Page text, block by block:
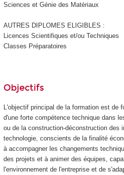
Sciences et Génie des Matériaux
AUTRES DIPLOMES ELIGIBLES :
Licences Scientifiques et/ou Techniques
Classes Préparatoires
Objectifs
L'objectif principal de la formation est de
d'une forte compétence technique dans
ou de la construction-déconstruction des
technologie, conscients de la finalité
à accompagner les changements
des projets et à animer des équipes,
l'environnement de l'entreprise et de